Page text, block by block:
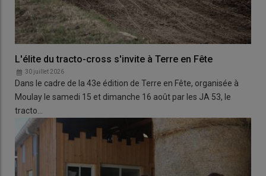
L'élite du tracto-cross s'invite à Terre en Fête
30 juillet 2026
Dans le cadre de la 43e édition de Terre en Fête, organisée à
Moulay le samedi 15 et dimanche 16 août par les JA 53, le
tracto…